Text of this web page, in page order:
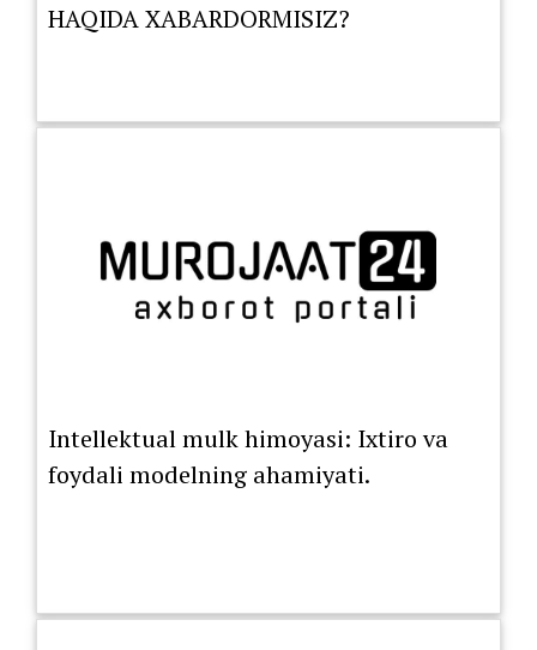
HAQIDA XABARDORMISIZ?
Intellektual mulk himoyasi: Ixtiro va
foydali modelning ahamiyati.